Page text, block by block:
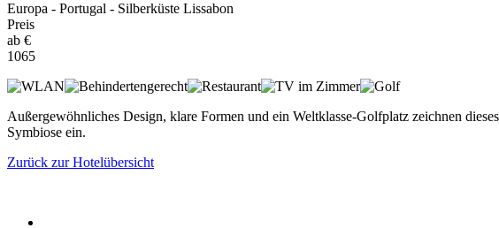
Europa - Portugal - Silberküste Lissabon
Preis
ab €
1065
Außergewöhnliches Design, klare Formen und ein Weltklasse-Golfplatz zeichnen
Symbiose ein.
Zurück zur Hotelübersicht